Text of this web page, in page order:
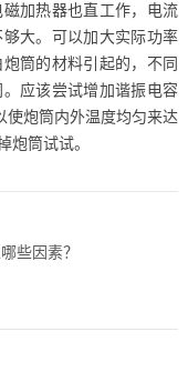
加热器也直工作，电流
大。可以加大实际功率
筒的材料引起的，不同
应该尝试增加谐振电容
使炮筒内外温度均匀来达
炮筒试试。
些因素？